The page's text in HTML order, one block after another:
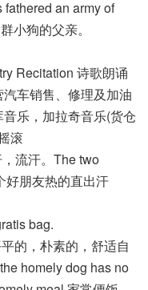
an army of
小狗的父亲。
Recitation 诗歌朗诵
汽车销售、修理及加油
乐，加拉奇音乐(货仓
滚
流汗。The two
好朋友热的直出汗
bag.
的，朴素的，舒适自
homely dog has no